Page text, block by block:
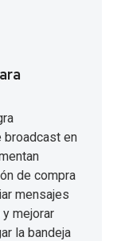
broadcast en
de compra
mensajes
mejorar
la bandeja